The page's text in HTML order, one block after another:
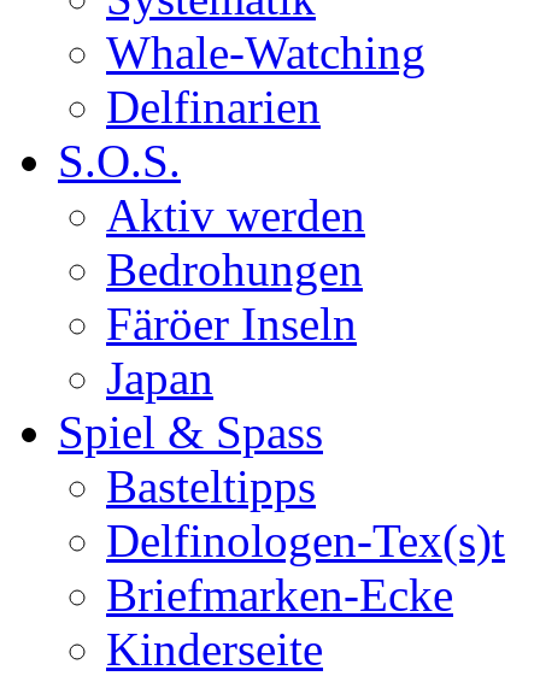
Whale-Watching
Delfinarien
S.O.S.
Aktiv werden
Bedrohungen
Färöer Inseln
Japan
Spiel & Spass
Basteltipps
Delfinologen-Tex(s)t
Briefmarken-Ecke
Kinderseite